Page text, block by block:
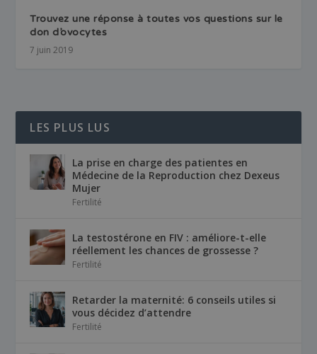
Trouvez une réponse à toutes vos questions sur le
don d’ovocytes
7 juin 2019
LES PLUS LUS
La prise en charge des patientes en
Médecine de la Reproduction chez Dexeus
Mujer
Fertilité
La testostérone en FIV : améliore-t-elle
réellement les chances de grossesse ?
Fertilité
Retarder la maternité: 6 conseils utiles si
vous décidez d’attendre
Fertilité